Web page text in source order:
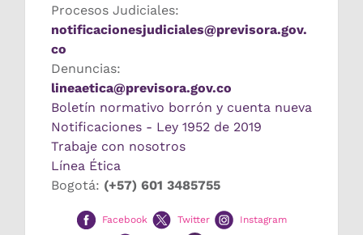
Procesos Judiciales:
notificacionesjudiciales@previsora.gov.
co
Denuncias:
lineaetica@previsora.gov.co
Boletín normativo borrón y cuenta nueva
Notificaciones - Ley 1952 de 2019
Trabaje con nosotros
Línea Ética
Bogotá: (+57) 601 3485755
Facebook Twitter
Instagram